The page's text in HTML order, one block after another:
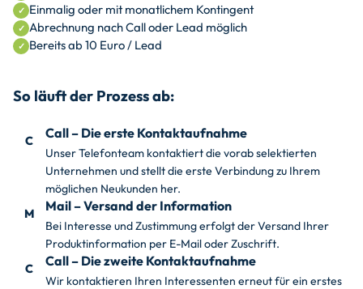
Einmalig oder mit monatlichem Kontingent
Abrechnung nach Call oder Lead möglich
Bereits ab 10 Euro / Lead
So läuft der Prozess ab:
C Call – Die erste Kontaktaufnahme
Unser Telefonteam kontaktiert die vorab selektierten
Unternehmen und stellt die erste Verbindung zu Ihrem
möglichen Neukunden her.
M
Mail – Versand der Information
Bei Interesse und Zustimmung erfolgt der Versand Ihrer
Produktinformation per E-Mail oder Zuschrift.
C
Call – Die zweite Kontaktaufnahme
Wir kontaktieren Ihren Interessenten erneut für ein erstes